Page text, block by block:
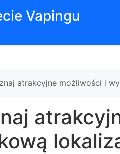
Vapingu
atrakcyjne możliwości i